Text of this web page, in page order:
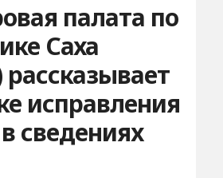
палата по
Саха
рассказывает
исправления
сведениях